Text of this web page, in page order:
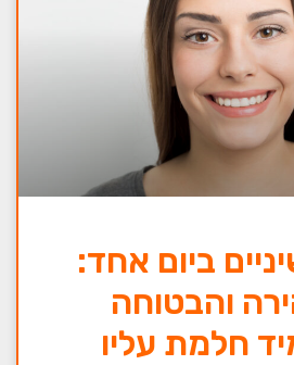
ביום אחד:
והבטוחה
חלמת עליו